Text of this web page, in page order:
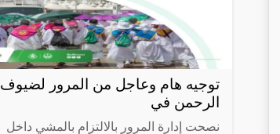
توجيه هام وعاجل من المرور لضيوف
الرحمن في
نصحت إدارة المرور بالالتزام بالمشي داخل